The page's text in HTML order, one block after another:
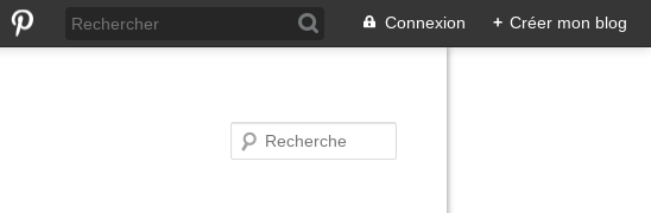
Connexion + Créer mon blog